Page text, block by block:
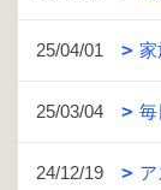
25/04/01 家
25/03/04 毎
24/12/19